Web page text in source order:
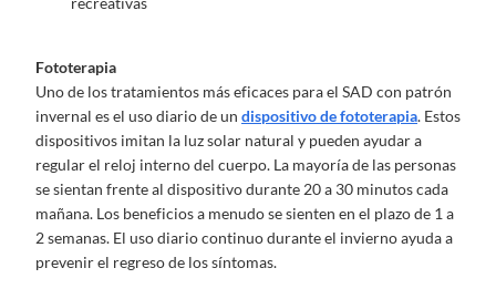
Fototerapia
Uno de los tratamientos más eficaces para el SAD con patrón
invernal es el uso diario de un dispositivo de fototerapia. Estos
dispositivos imitan la luz solar natural y pueden ayudar a
regular el reloj interno del cuerpo. La mayoría de las personas
se sientan frente al dispositivo durante 20 a 30 minutos cada
mañana. Los beneficios a menudo se sienten en el plazo de 1 a
2 semanas. El uso diario continuo durante el invierno ayuda a
prevenir el regreso de los síntomas.